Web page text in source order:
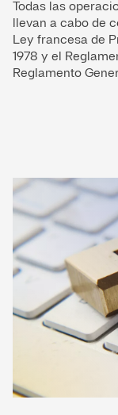
Todas las
llevan a cabo de
Ley francesa de
1978 y el
Reglamento